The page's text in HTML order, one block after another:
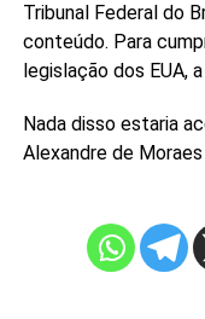
Tribunal Federal do
conteúdo. Para
legislação dos EUA,
Nada disso estaria
Alexandre de